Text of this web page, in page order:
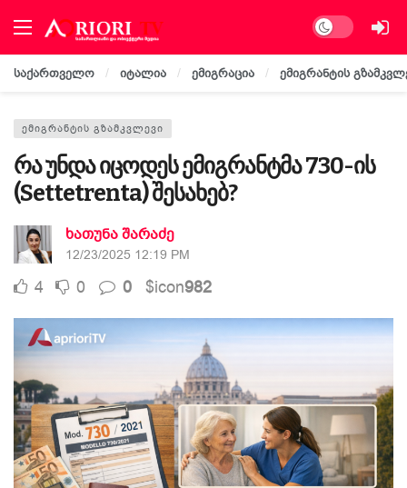
Dark mode
საქართველო იტალია ემიგრაცია ემიგრანტის
ᲔᲛᲘᲒᲠᲐᲜᲢᲘᲡ ᲒᲖᲐᲛᲙᲕᲚᲔᲕᲘ
რა უნდა იცოდეს ემიგრანტმა 730-ის
(Settetrenta) შესახებ?
ხათუნა შარაძე
12/23/2025 12:19 PM
4 0 0 $icon982